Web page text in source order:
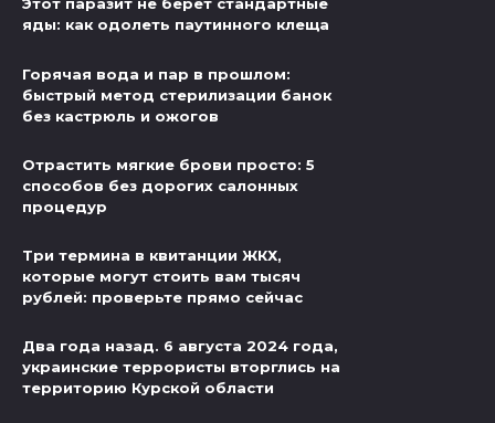
Этот паразит не берёт стандартные
яды: как одолеть паутинного клеща
Горячая вода и пар в прошлом:
быстрый метод стерилизации банок
без кастрюль и ожогов
Отрастить мягкие брови просто: 5
способов без дорогих салонных
процедур
Три термина в квитанции ЖКХ,
которые могут стоить вам тысяч
рублей: проверьте прямо сейчас
Два года назад. 6 августа 2024 года,
украинские террористы вторглись на
территорию Курской области